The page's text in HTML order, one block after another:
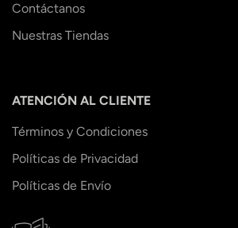
Contáctanos
Nuestras Tiendas
ATENCIÓN AL CLIENTE
Términos y Condiciones
Políticas de Privacidad
Políticas de Envío